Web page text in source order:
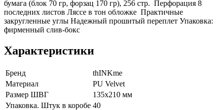
бумага (блок 70 гр, форзац 170 гр), 256 стр. Перфорация 8
последних листов Ляссе в тон обложке Практичные
закругленные углы Надежный прошитый переплет Упаковка:
фирменный слив-бокс
Характеристики
Бренд
thINKme
Материал
PU Velvet
Размер ШВГ
135х210 мм
Упаковка. Штук в коробе 40